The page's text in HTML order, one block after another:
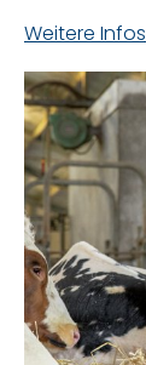
Weitere Infos